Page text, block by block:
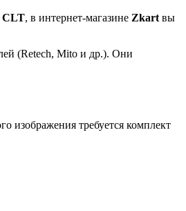
CLT, в интернет-магазине Zkart вы
(Retech, Mito и др.). Они
изображения требуется комплект